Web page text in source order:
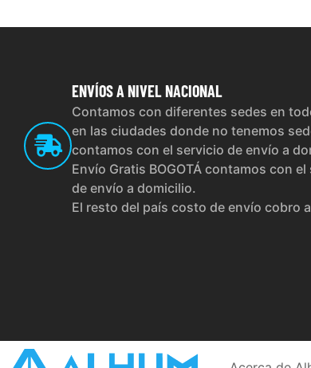
ENVÍOSA NIVEL NACIONAL
Contamos con diferentes sedes en
en las ciudades donde no tenemos
contamos con el servicio de envío a
Envío Gratis BOGOTÁ contamos con
de envío a domicilio.
El resto del país costo de envío cobro